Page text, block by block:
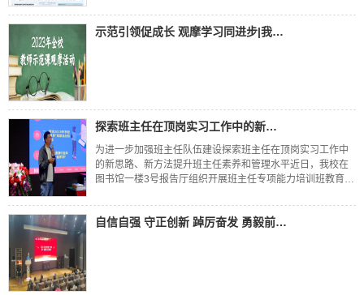
示范引领促成长 观摩学习同进步|我校开展2023年全校教师示
探索班主任在顶岗实习工作中的新思路、新方法|我校开展班主任专
为进一步加强班主任队伍建设探索班主任在顶岗实习工作中
的新思路、新方法提升班主任素养和管理水平近日，我校在
图书馆一楼3号报告厅组织开展班主任专项能力培训班教育
职成〔2007〕4号第三条：“本办法所称学生实习，主要是指
中等职业学校按照专业培养目标要求和教学计划的安排，组
自信自强 守正创新 踔厉奋发 勇毅前行——我校举行班主任培训